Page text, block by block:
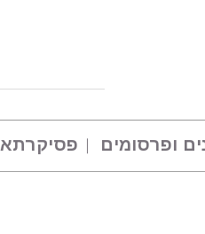
ופרסומים פסיקרתא